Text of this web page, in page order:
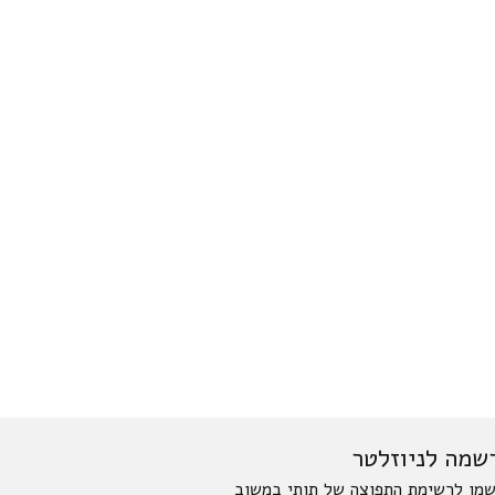
לניוזלטר
לרשימת התפוצה של תותי במשוב